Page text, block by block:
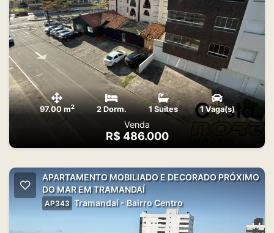
97.00 m2 2 Dorm. 1 Suites 1 Vaga(s)
Venda
R$ 486.000
APARTAMENTO MOBILIADO E DECORADO PRÓXIMO
DO MAR EM TRAMANDAÍ
AP343 Tramandaí - Bairro Centro